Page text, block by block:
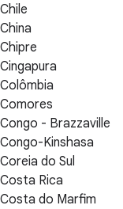
Chile
China
Chipre
Cingapura
Colômbia
Comores
Congo - Brazzaville
Congo-Kinshasa
Coreia do Sul
Costa Rica
Costa do Marfim